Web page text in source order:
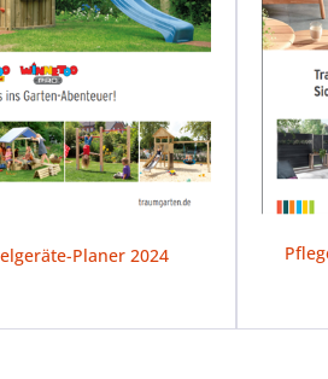
Planer 2024